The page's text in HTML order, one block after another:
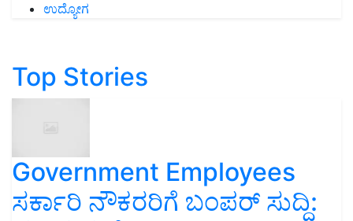
ಉದ್ಯೋಗ
Top Stories
Government Employees
ಸರ್ಕಾರಿ ನೌಕರರಿಗೆ ಬಂಪರ್‌ ಸುದ್ದಿ: